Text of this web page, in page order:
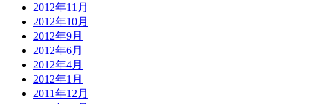
2012年11月
2012年10月
2012年9月
2012年6月
2012年4月
2012年1月
2011年12月